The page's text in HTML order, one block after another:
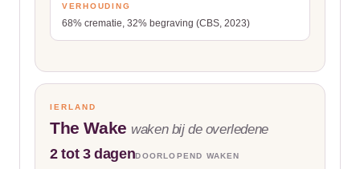
VERHOUDING
68% crematie, 32% begraving (CBS, 2023)
IERLAND
The Wake waken bij de overledene
2 tot 3 dagenDOORLOPEND WAKEN